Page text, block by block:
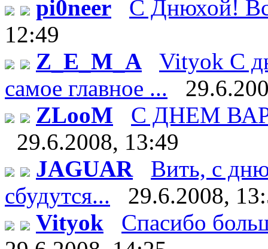
pi0neer
С Днюхой!
12:49
Z_E_M_A
Vityok С
самое главное ...
ZLooM
С ДНЕМ
29.6.2008, 13:49
JAGUAR
Вить, с
сбудутся...
29.6.2008,
Vityok
Спасибо